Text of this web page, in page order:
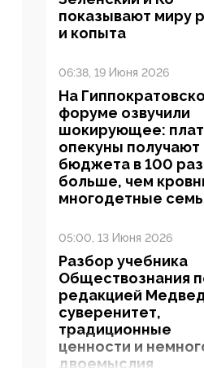
показывают миру
и копыта
06:38, 19 Июня 2026
На
форуме озвучили
шокирующее:
опекуны получают
бюджета в 100 раз
больше, чем
многодетные
05:00, 13 Июня 2026
Разбор учебника
Обществознания
редакцией
суверенитет,
традиционные
ценности и
двоемыслия